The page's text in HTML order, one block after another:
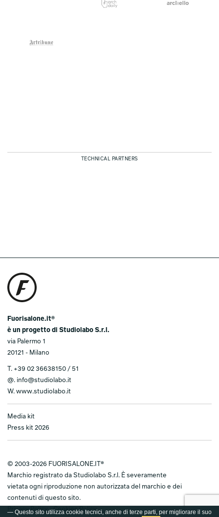
— Questo sito utilizza cookie tecnici, anche di terze parti, per migliorare il suo
TECHNICAL PARTNERS
Fuorisalone.it®
è un progetto di Studiolabo S.r.l.
via Palermo 1
20121 - Milano
T. +39 02 36638150 / 51
@. info@studiolabo.it
W. www.studiolabo.it
Media kit
Press kit 2026
© 2003-2026 FUORISALONE.IT®
Marchio registrato da Studiolabo S.r.l. È severamente
vietata ogni riproduzione non autorizzata del marchio e dei
contenuti di questo sito.
Privacy Policy-Cookies Policy